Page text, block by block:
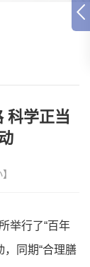
科学正当
】
举行了“百年
，同期“合理膳